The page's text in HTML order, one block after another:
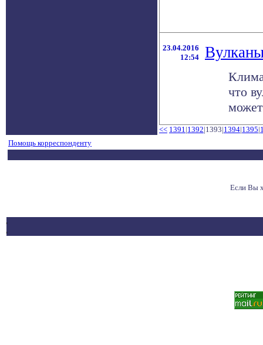
23.04.2016
12:54
что
<< 1391|1392|1393|1394|1395|
Помощь корреспонденту
Если Вы